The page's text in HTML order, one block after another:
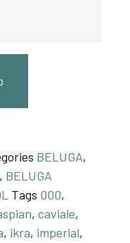
BELUGA,
, BELUGA
Tags 000,
, caviale,
, ikra, imperial,